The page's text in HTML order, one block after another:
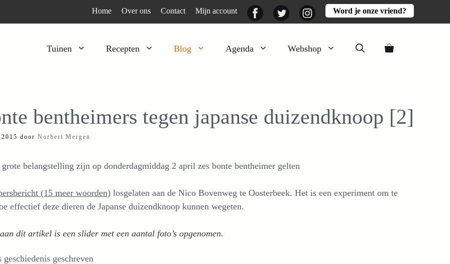
Home Over ons Contact Mijn account FacebookTwitter InstagramWord je onze vriend?
Tuinen Recepten Blog Agenda Webshop
Kruiden
Moestuin
Peulgroenten
Bladgroenten
Activiteiten
bentheimers tegen japanse duizendknoop [2]
door Norbert Mergen
belangstelling zijn op donderdagmiddag 2 april zes bonte bentheimer gelten
(15 meer woorden) losgelaten aan de Nico Bovenweg te Oosterbeek. Het is een experiment om te
effectief deze dieren de Japanse duizendknoop kunnen wegeten.
dit artikel is een slider met een aantal foto’s opgenomen.
geschreven